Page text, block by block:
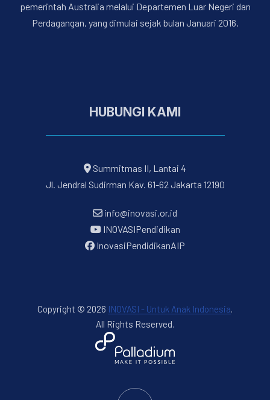
pemerintah Australia melalui Departemen Luar Negeri dan
Perdagangan, yang dimulai sejak bulan Januari 2016.
HUBUNGI KAMI
Summitmas II, Lantai 4
Jl. Jendral Sudirman Kav. 61-62 Jakarta 12190
info@inovasi.or.id
INOVASIPendidikan
InovasiPendidikanAIP
Copyright © 2026 INOVASI - Untuk Anak Indonesia.
All Rights Reserved.
FORQY